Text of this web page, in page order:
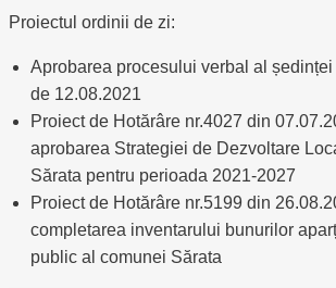
Proiectul ordinii de zi:
Aprobarea procesului verbal al
de 12.08.2021
Proiect de Hotărâre nr.4027 din
aprobarea Strategiei de Dezvoltare
Sărata pentru perioada 2021-2027
Proiect de Hotărâre nr.5199 din
completarea inventarului bunurilor
public al comunei Sărata